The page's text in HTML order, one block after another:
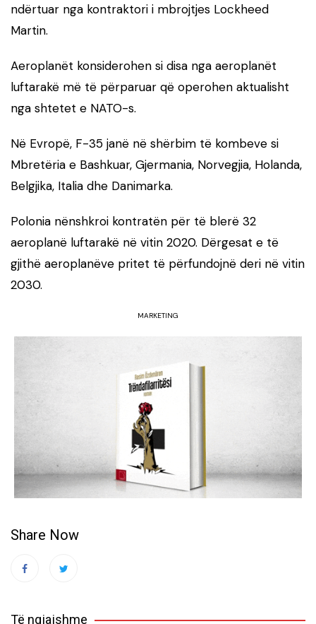
ndërtuar nga kontraktori i mbrojtjes Lockheed
Martin.
Aeroplanët konsiderohen si disa nga aeroplanët
luftarakë më të përparuar që operohen aktualisht
nga shtetet e NATO-s.
Në Evropë, F-35 janë në shërbim të kombeve si
Mbretëria e Bashkuar, Gjermania, Norvegjia, Holanda,
Belgjika, Italia dhe Danimarka.
Polonia nënshkroi kontratën për të blerë 32
aeroplanë luftarakë në vitin 2020. Dërgesat e të
gjithë aeroplanëve pritet të përfundojnë deri në vitin
2030.
MARKETING
Share Now
Të ngjajshme